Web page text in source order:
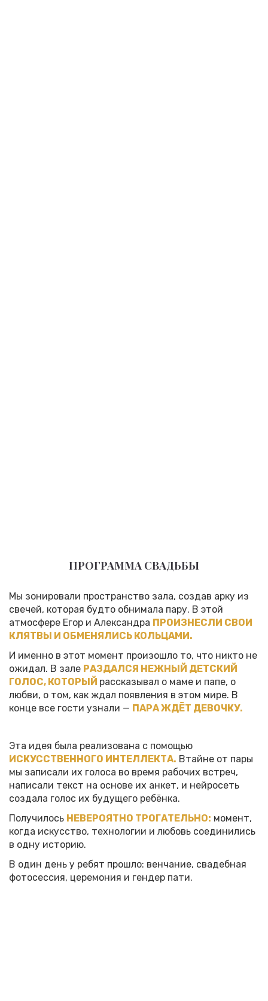
ПРОГРАММА СВАДЬБЫ
Мы зонировали пространство зала, создав арку из
свечей, которая будто обнимала пару. В этой
атмосфере Егор и Александра ПРОИЗНЕСЛИ СВОИ
КЛЯТВЫ И ОБМЕНЯЛИСЬ КОЛЬЦАМИ.
И именно в этот момент произошло то, что никто не
ожидал. В зале РАЗДАЛСЯ НЕЖНЫЙ ДЕТСКИЙ
ГОЛОС, КОТОРЫЙ рассказывал о маме и папе, о
любви, о том, как ждал появления в этом мире. В
конце все гости узнали — ПАРА ЖДЁТ ДЕВОЧКУ.
Эта идея была реализована с помощью
ИСКУССТВЕННОГО ИНТЕЛЛЕКТА. Втайне от пары
мы записали их голоса во время рабочих встреч,
написали текст на основе их анкет, и нейросеть
создала голос их будущего ребёнка.
Получилось НЕВЕРОЯТНО ТРОГАТЕЛЬНО: момент,
когда искусство, технологии и любовь соединились
в одну историю.
В один день у ребят прошло: венчание, свадебная
фотосессия, церемония и гендер пати.